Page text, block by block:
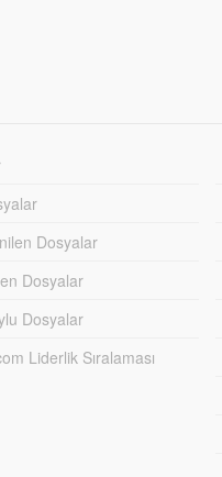
Dosyalar
Dosyalar
Dosyalar
Liderlik Sıralaması